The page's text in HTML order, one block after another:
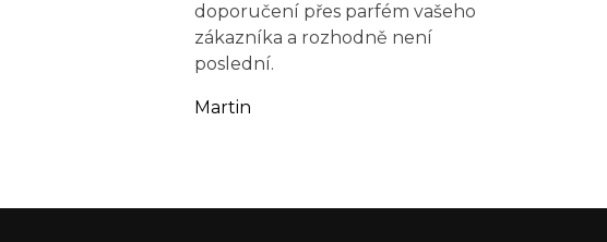
doporučení přes parfém vašeho
zákazníka a rozhodně není
poslední.
Martin